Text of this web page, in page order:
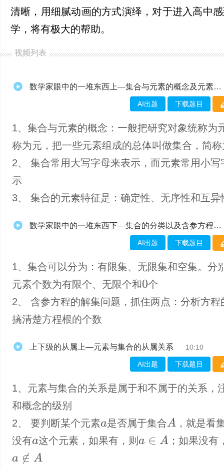
清晰，用细腻动画的方式演绎，对于进入高中
学，将有极大的帮助。
视频列表
数学家眼中的一堆东西上—集合与元素的概念及元素的三大特性
AI出题 下载题目
1、​集合与元素的概念：一般把研究对象统称为
称为元，把一些元素组成的总体叫做集合，简
2、 集合常用大写字母来表示，而元素常用小写
示
3、 集合的元素特征是：确定性、无序性和互异
数学家眼中的一堆东西下—集合的分类以及含参方程的解集问题
AI出题 下载题目
1、集合可以分为：有限集、无限集和空集。分
元素个数为有限个、无限个和0 个
2、 含参方程的解集问题，抓住两点：分析方程
搞清楚方程根的个数
上下级的从属上—元素与集合的从属关系 10:10
AI出题 下载题目
1、元素与集合的关系是属于和不属于的关系，
和概念的级别
2、 要判断某个元素a 是否属于集合 A
，就是看
没有a 这个元素，如果有，则 a∈ A ；如果没有
a∉ A